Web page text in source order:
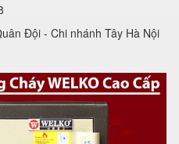
Đội - Chi nhánh Tây Hà Nội